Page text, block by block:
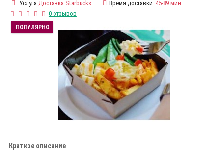
Услуга Доставка Starbucks Время доставки: 45-89 мин.
0 отзывов
ПОПУЛЯРНО
Краткое описание